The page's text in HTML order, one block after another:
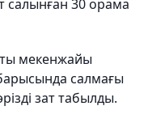
салынған 30 орама
мекенжайы
салмағы
зат табылды.